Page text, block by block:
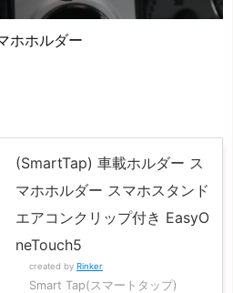
ホホルダー
(SmartTap) 車載ホルダー ス
マホホルダー スマホスタンド
エアコンクリップ付き EasyO
neTouch5
created by Rinker
Smart Tap(スマートタップ)